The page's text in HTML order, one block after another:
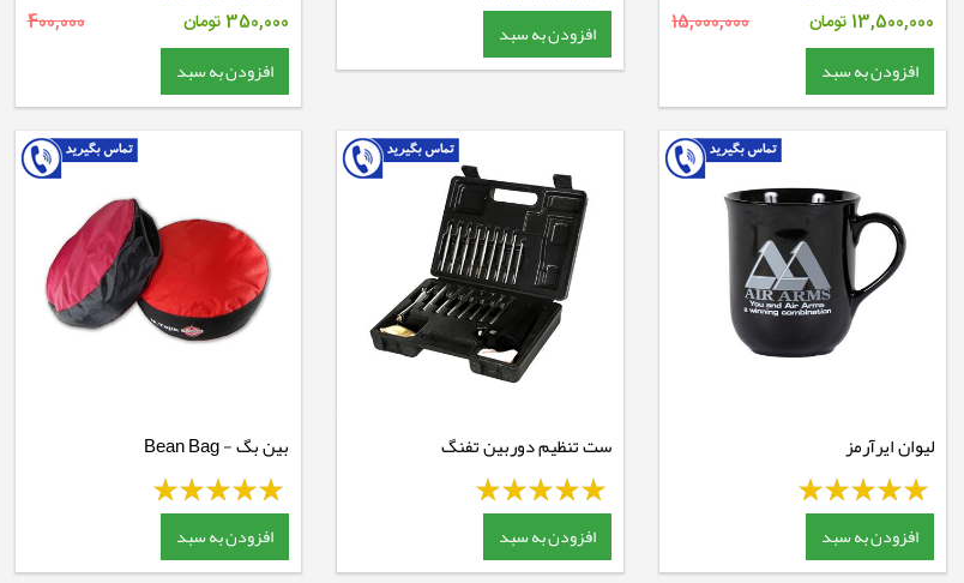
13,500,000 تومان 15,000,000
افزودن به سبد
افزودن به سبد 350,000تومان 400,000
افزودن به سبد
لیوان ایرآرمز
افزودن به سبد
ست تنظیم دوربین تفنگ
نیکواسترلینگ
افزودن به سبد
بین بگ - Bean Bag
افزودن به سبد